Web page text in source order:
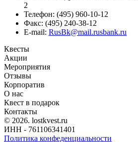
2
Телефон: (495) 960-10-12
Факс: (495) 240-38-12
E-mail: RusBk@mail.rusbank.ru
Квесты
Акции
Мероприятия
Отзывы
Корпоратив
О нас
Квест в подарок
Контакты
© 2026. lostkvest.ru
ИНН - 761106341401
Политика конфеденциальности